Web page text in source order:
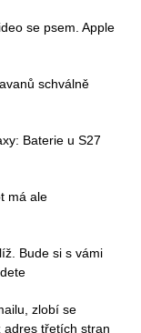
se psem. Apple
schválně
Baterie u S27
má ale
Bude si s vámi
zlobí se
třetích stran